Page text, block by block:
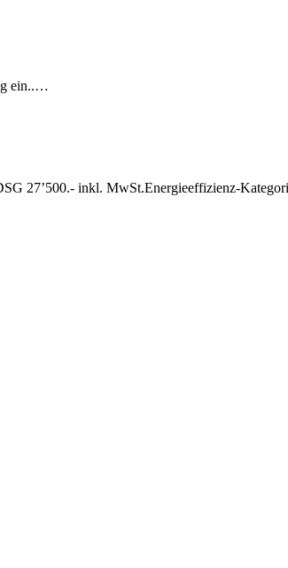
ein..…
27’500.- inkl. MwSt.Energieeffizienz-